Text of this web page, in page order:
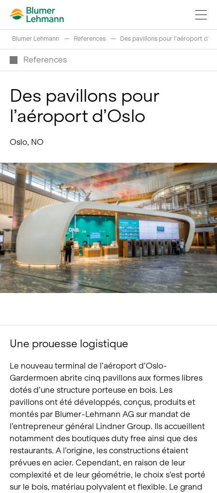
Réaliser projets de construction
Acheter des produits
References
Fascination du bois
Grumes suisses
Portrait
Carrière
Actualités et médias
Contact
Blumer Lehmann References Des pavillons pour l’aéroport
References
Des pavillons pour
l’aéroport d’Oslo
Oslo, NO
Une prouesse logistique
Le nouveau terminal de l’aéroport d’Oslo-
Gardermoen abrite cinq pavillons aux formes libres
dotés d’une structure porteuse en bois. Les
pavillons ont été développés, conçus, produits et
montés par Blumer-Lehmann AG sur mandat de
l’entrepreneur général Lindner Group. Ils accueillent
notamment des boutiques duty free ainsi que des
restaurants. A l’origine, les constructions étaient
prévues en acier. Cependant, en raison de leur
complexité et de leur géométrie, le choix s’est porté
sur le bois, matériau polyvalent et flexible. Le grand